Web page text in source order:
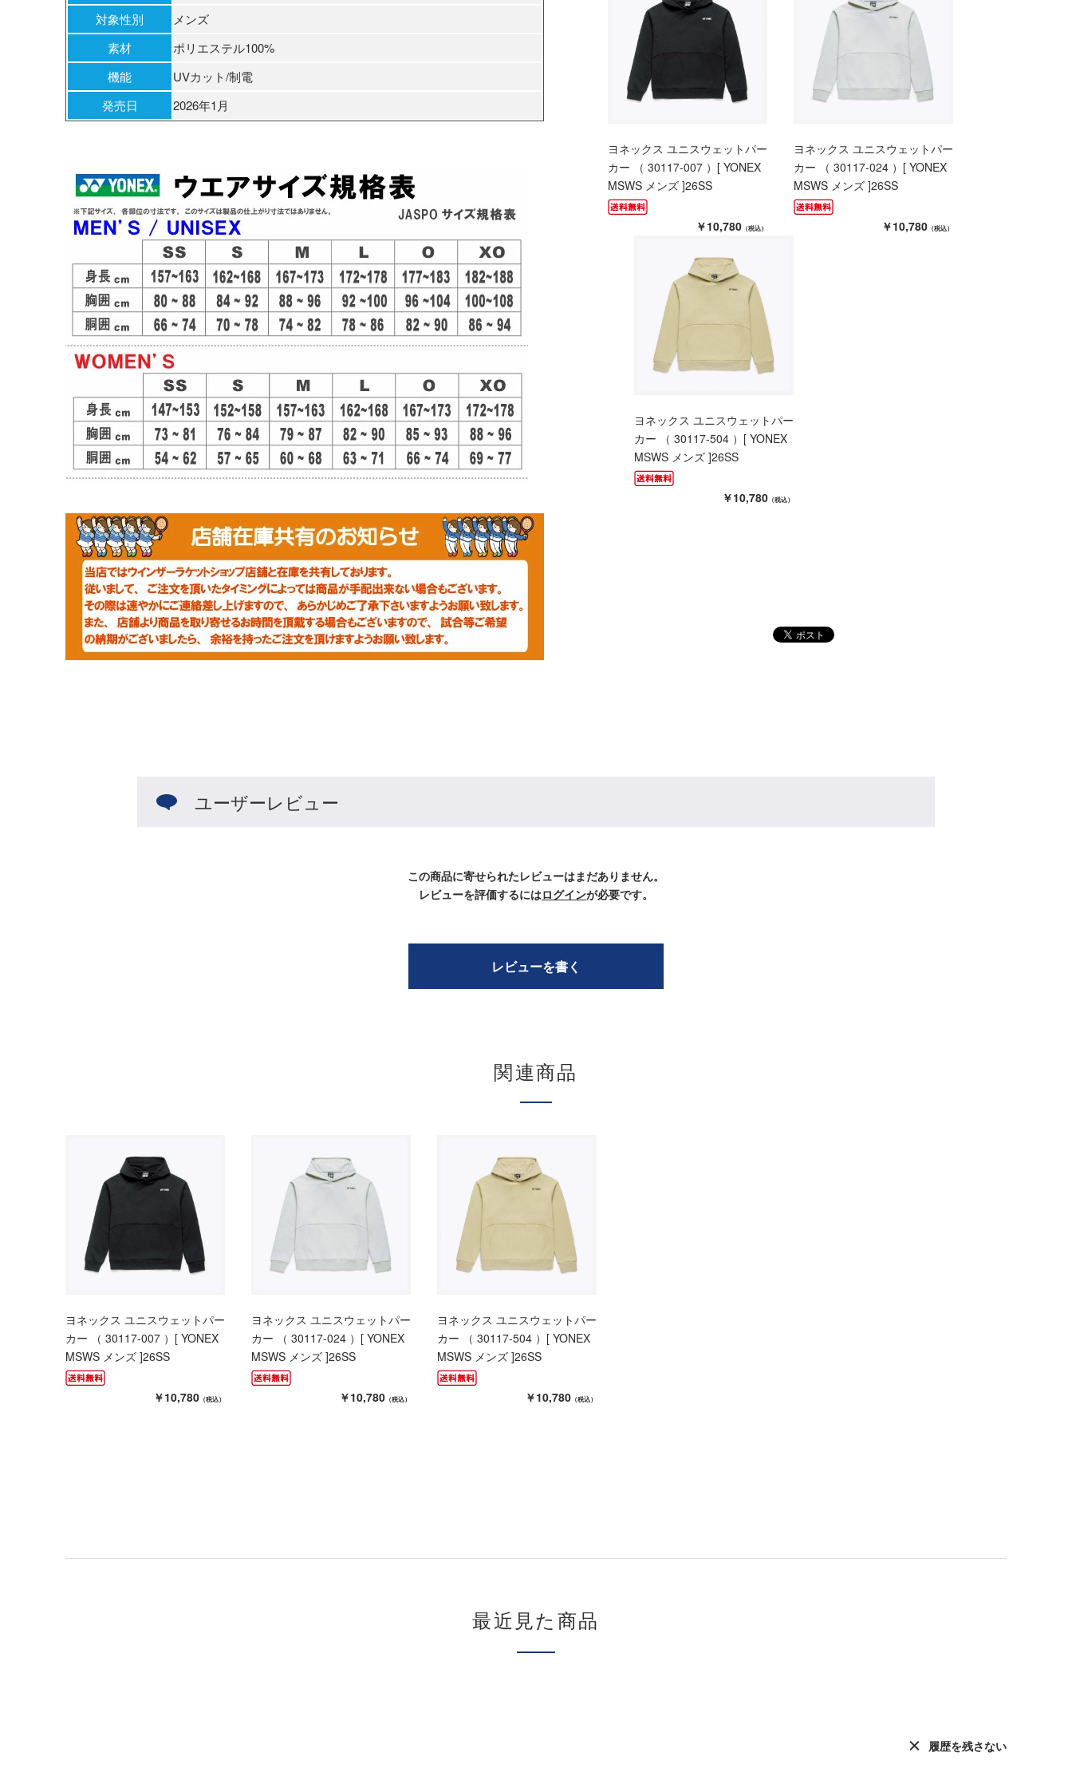
対象性別
メンズ
素材
ポリエステル100%
機能
UVカット/制電
発売日
2026年1月
ヨネックス ユニスウェットパー
カー （ 30117-007 ）[ YONEX
MSWS メンズ ]26SS
￥10,780 （税込）
ヨネックス ユニスウェットパー
カー （ 30117-024 ）[ YONEX
MSWS メンズ ]26SS
￥10,780 （税込）
ヨネックス ユニスウェットパー
カー （ 30117-504 ）[ YONEX
MSWS メンズ ]26SS
￥10,780 （税込）
ユーザーレビュー
この商品に寄せられたレビューはまだありません。
レビューを評価するにはログインが必要です。
レビューを書く
関連商品
ヨネックス ユニスウェットパー
カー （ 30117-007 ）[ YONEX
MSWS メンズ ]26SS
￥10,780 （税込）
ヨネックス ユニスウェットパー
カー （ 30117-024 ）[ YONEX
MSWS メンズ ]26SS
￥10,780 （税込）
ヨネックス ユニスウェットパー
カー （ 30117-504 ）[ YONEX
MSWS メンズ ]26SS
￥10,780 （税込）
最近見た商品
履歴を残さない